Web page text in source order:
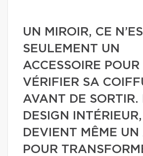
UN MIROIR, CE
SEULEMENT UN
ACCESSOIRE POUR
VÉRIFIER SA
AVANT DE SORTIR.
DESIGN
DEVIENT MÊME
POUR